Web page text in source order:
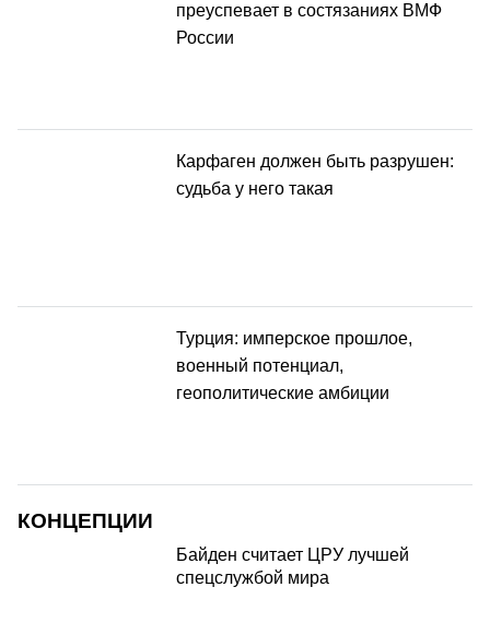
преуспевает в состязаниях ВМФ
России
Карфаген должен быть разрушен:
судьба у него такая
Турция: имперское прошлое,
военный потенциал,
геополитические амбиции
КОНЦЕПЦИИ
Байден считает ЦРУ лучшей
спецслужбой мира